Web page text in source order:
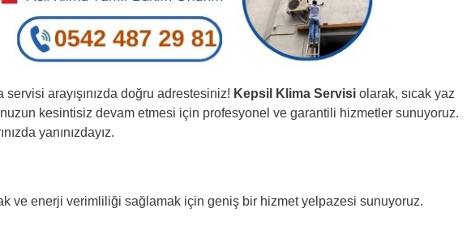
arayışınızda doğru adrestesiniz! Kepsil Klima Servisi olarak, sıcak yaz
kesintisiz devam etmesi için profesyonel ve garantili hizmetler sunuyoruz.
yanınızdayız.
ve enerji verimliliği sağlamak için geniş bir hizmet yelpazesi sunuyoruz.